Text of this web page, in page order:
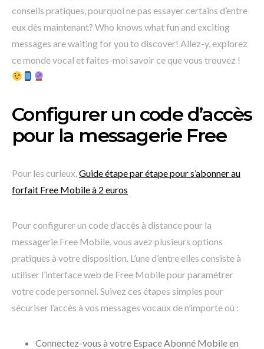
conseils pratiques, pourquoi ne pas essayer certains d’entre
eux dès maintenant? Who knows what fun and exciting
messages are waiting for you to discover! Allez-y, explorez
ce monde vocal et faites-moi savoir ce que vous trouvez !
Configurer un code d’accès
pour la messagerie Free
Pour les curieux, Guide étape par étape pour s’abonner au
forfait Free Mobile à 2 euros
Pour configurer un code d’accès à distance pour la
messagerie Free Mobile, vous avez plusieurs options
pratiques à votre disposition. L’une d’entre elles consiste à
utiliser l’interface web de Free Mobile pour paramétrer
votre code personnel. Suivez ces étapes simples pour
sécuriser l’accès à vos messages vocaux de n’importe où :
Connectez-vous à votre Espace Abonné Mobile en